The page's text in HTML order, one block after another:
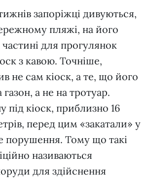
запоріжці дивуються,
пляжі, на його
для прогулянок
з кавою. Точніше,
не сам кіоск, а те, що його
а не на тротуар.
під кіоск, приблизно 16
перед цим «закатали» у
порушення. Тому що такі
називаються
для здійснення